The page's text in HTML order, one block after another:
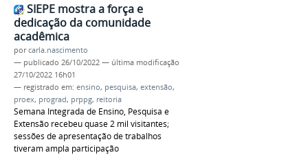
SIEPE mostra a força e
dedicação da comunidade
acadêmica
porcarla.nascimento
— publicado 26/10/2022 — última modificação
27/10/2022 16h01
— registrado em: ensino, pesquisa, extensão,
proex, prograd, prppg, reitoria
Semana Integrada de Ensino, Pesquisa e
Extensão recebeu quase 2 mil visitantes;
sessões de apresentação de trabalhos
tiveram ampla participação